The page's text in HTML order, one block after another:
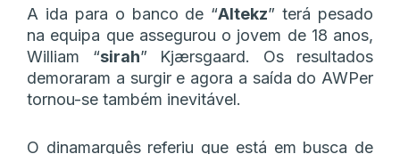
A ida para o banco de “Altekz” terá pesado
na equipa que assegurou o jovem de 18 anos,
William “sirah” Kjærsgaard. Os resultados
demoraram a surgir e agora a saída do AWPer
tornou-se também inevitável.
O dinamarquês referiu que está em busca de